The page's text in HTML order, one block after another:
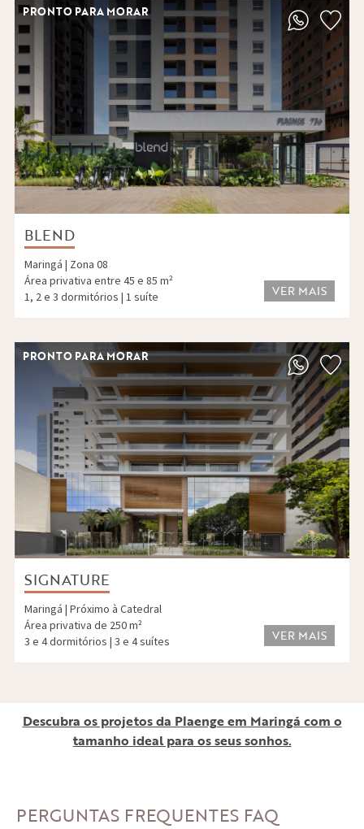
PRONTO PARA MORAR
BLEND
Maringá | Zona 08
Área privativa entre 45 e 85 m²
1, 2 e 3 dormitórios | 1 suíte
VER MAIS
PRONTO PARA MORAR
SIGNATURE
Maringá | Próximo à Catedral
Área privativa de 250 m²
3 e 4 dormitórios | 3 e 4 suítes
VER MAIS
Descubra os projetos da Plaenge em Maringá com o
tamanho ideal para os seus sonhos.
PERGUNTAS FREQUENTES FAQ